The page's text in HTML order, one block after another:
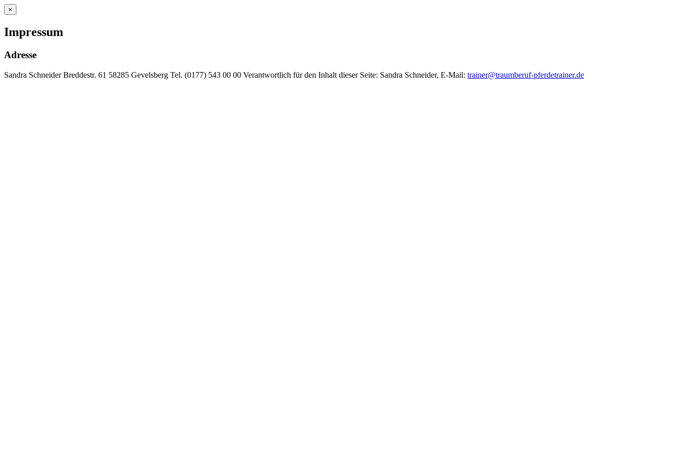
×
Impressum
Adresse
Sandra Schneider Breddestr. 61 58285 Gevelsberg Tel. (0177) 543 00 00 Verantwortlich für den Inhalt dieser Seite: Sandra Schneider, E-Mail: trainer@traumberuf-pferdetrainer.de